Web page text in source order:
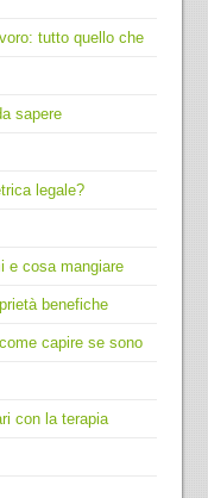
tutto quello che
sapere
legale?
e cosa mangiare
benefiche
capire se sono
con la terapia